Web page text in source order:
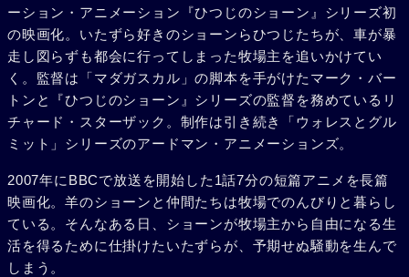
ーション・アニメーション『ひつじのショーン』シリーズ初
の映画化。いたずら好きのショーンらひつじたちが、車が暴
走し図らずも都会に行ってしまった牧場主を追いかけてい
く。監督は「マダガスカル」の脚本を手がけたマーク・バー
トンと『ひつじのショーン』シリーズの監督を務めているリ
チャード・スターザック。制作は引き続き「ウォレスとグル
ミット」シリーズのアードマン・アニメーションズ。
2007年にBBCで放送を開始した1話7分の短篇アニメを長篇
映画化。羊のショーンと仲間たちは牧場でのんびりと暮らし
ている。そんなある日、ショーンが牧場主から自由になる生
活を得るために仕掛けたいたずらが、予期せぬ騒動を生んで
しまう。